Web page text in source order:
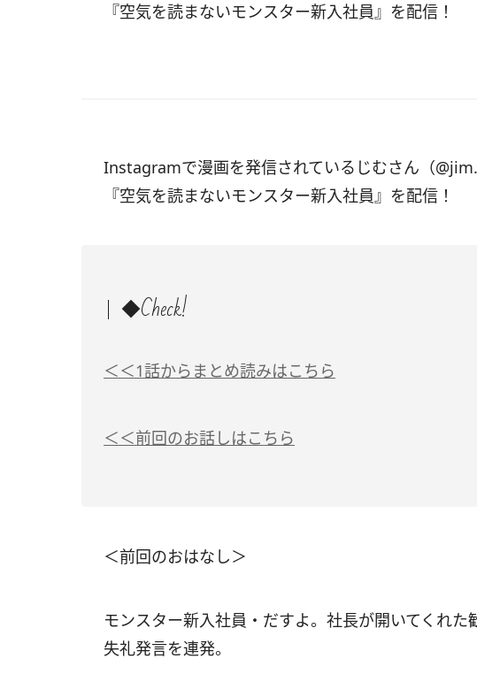
『空気を読まないモンスター新入社員』を配信！
Instagramで漫画を発信されているじむさん（
『空気を読まないモンスター新入社員』を配信！
◆Check!
＜＜1話からまとめ読みはこちら
＜＜前回のお話しはこちら
＜前回のおはなし＞
モンスター新入社員・だすよ。社長が開いてくれ
失礼発言を連発。